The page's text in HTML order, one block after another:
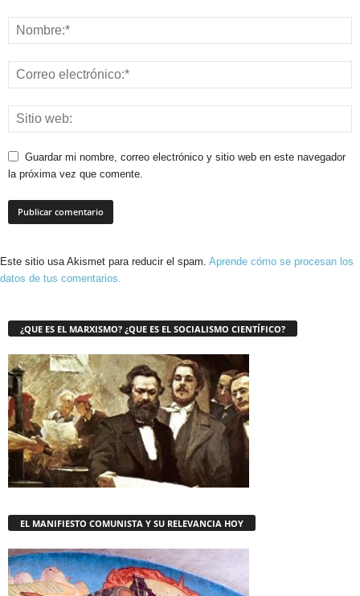
Guardar mi nombre, correo electrónico y sitio web en este navegador
la próxima vez que comente.
Este sitio usa Akismet para reducir el spam. Aprende cómo se procesan los
datos de tus comentarios.
¿QUE ES EL MARXISMO? ¿QUE ES EL SOCIALISMO CIENTÍFICO?
EL MANIFIESTO COMUNISTA Y SU RELEVANCIA HOY